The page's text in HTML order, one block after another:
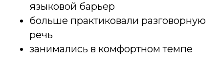
языковой барьер
больше практиковали разговорную
речь
занимались в комфортном темпе